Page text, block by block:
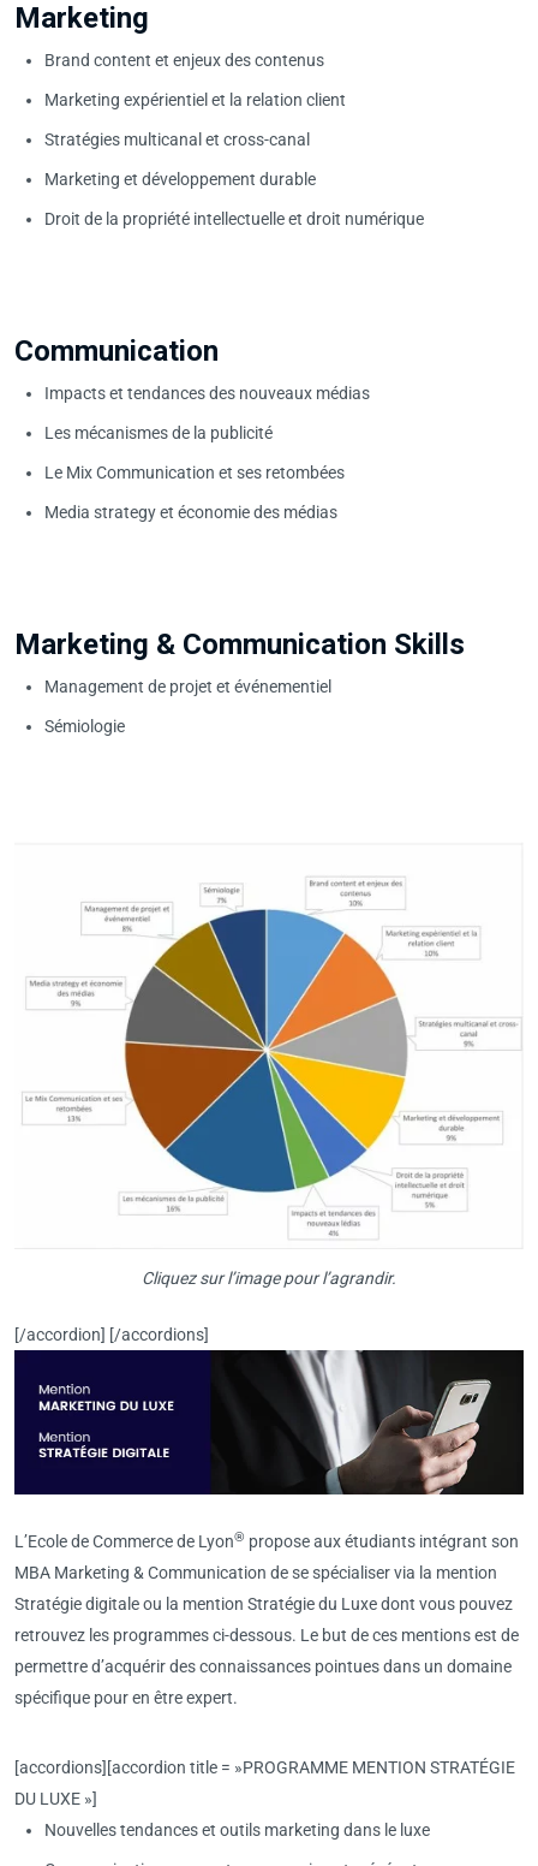
Marketing
Brand content et enjeux des contenus
Marketing expérientiel et la relation client
Stratégies multicanal et cross-canal
Marketing et développement durable
Droit de la propriété intellectuelle et droit numérique
Communication
Impacts et tendances des nouveaux médias
Les mécanismes de la publicité
Le Mix Communication et ses retombées
Media strategy et économie des médias
Marketing & Communication Skills
Management de projet et événementiel
Sémiologie
Cliquez sur l’image pour l’agrandir.
[/accordion] [/accordions]
L’Ecole de Commerce de Lyon® propose aux étudiants intégrant son
MBA Marketing & Communication de se spécialiser via la mention
Stratégie digitale ou la mention Stratégie du Luxe dont vous pouvez
retrouvez les programmes ci-dessous. Le but de ces mentions est de
permettre d’acquérir des connaissances pointues dans un domaine
spécifique pour en être expert.
[accordions][accordion title = »PROGRAMME MENTION STRATÉGIE
DU LUXE »]
Nouvelles tendances et outils marketing dans le luxe